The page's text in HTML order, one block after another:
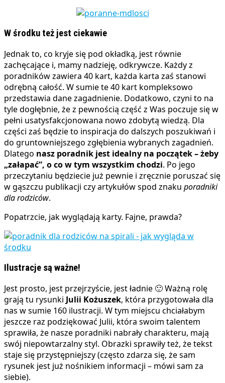
W środku też jest ciekawie
Jednak to, co kryje się pod okładką, jest równie
zachęcające i, mamy nadzieję, odkrywcze. Każdy z
poradników zawiera 40 kart, każda karta zaś stanowi
odrębną całość. W sumie te 40 kart kompleksowo
przedstawia dane zagadnienie. Dodatkowo, czyni to na
tyle dogłębnie, że z pewnością część z Was poczuje się w
pełni usatysfakcjonowana nowo zdobytą wiedzą. Dla
części zaś będzie to inspiracja do dalszych poszukiwań i
do gruntowniejszego zgłębienia wybranych zagadnień.
Dlatego nasz poradnik jest idealny na początek – żeby
„załapać”, o co w tym wszystkim chodzi. Po jego
przeczytaniu będziecie już pewnie i zręcznie poruszać się
w gąszczu publikacji czy artykułów spod znaku poradniki
dla rodziców.
Popatrzcie, jak wyglądają karty. Fajne, prawda?
Ilustracje są ważne!
Jest prosto, jest przejrzyście, jest ładnie 🙂 Ważną rolę
grają tu rysunki Julii Kożuszek, która przygotowała dla
nas w sumie 160 ilustracji. W tym miejscu chciałabym
jeszcze raz podziękować Julii, która swoim talentem
sprawiła, że nasze poradniki nabrały charakteru, mają
swój niepowtarzalny styl. Obrazki sprawiły też, że tekst
staje się przystępniejszy (często zdarza się, że sam
rysunek jest już nośnikiem informacji – mówi sam za
siebie).